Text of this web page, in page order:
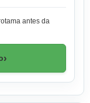
antes da
›